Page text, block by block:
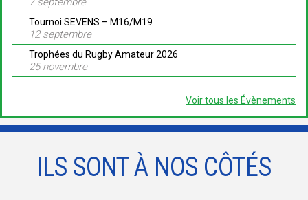
Tournoi SEVENS – M16/M19
12 septembre
Trophées du Rugby Amateur 2026
25 novembre
Voir tous les Évènements
ILS SONT À NOS CÔTÉS